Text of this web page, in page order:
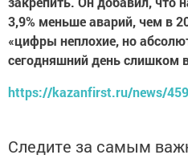
3,9% меньше аварий, чем в
«цифры неплохие, но
сегодняшний день слишком
https://kazanfirst.ru/news/
Следите за самым